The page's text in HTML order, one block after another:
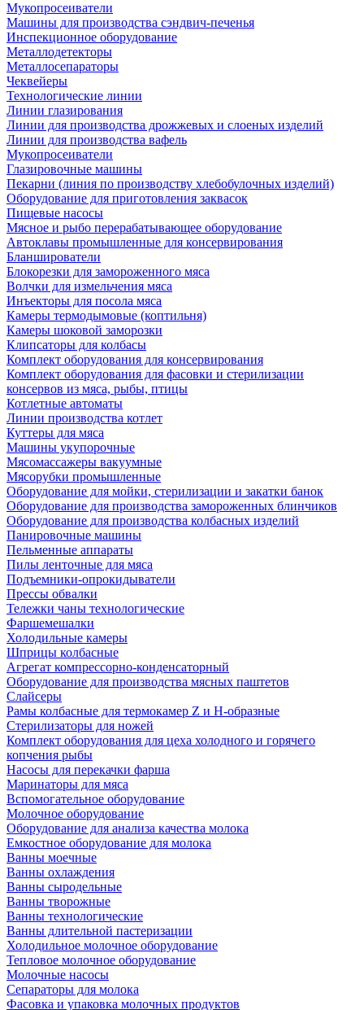
Мукопросеиватели
Машины для производства сэндвич-печенья
Инспекционное оборудование
Металлодетекторы
Металлосепараторы
Чеквейеры
Технологические линии
Линии глазирования
Линии для производства дрожжевых и слоеных изделий
Линии для производства вафель
Мукопросеиватели
Глазировочные машины
Пекарни (линия по производству хлебобулочных изделий)
Оборудование для приготовления заквасок
Пищевые насосы
Мясное и рыбо перерабатывающее оборудование
Автоклавы промышленные для консервирования
Бланширователи
Блокорезки для замороженного мяса
Волчки для измельчения мяса
Инъекторы для посола мяса
Камеры термодымовые (коптильня)
Камеры шоковой заморозки
Клипсаторы для колбасы
Комплект оборудования для консервирования
Комплект оборудования для фасовки и стерилизации
консервов из мяса, рыбы, птицы
Котлетные автоматы
Линии производства котлет
Куттеры для мяса
Машины укупорочные
Мясомассажеры вакуумные
Мясорубки промышленные
Оборудование для мойки, стерилизации и закатки банок
Оборудование для производства замороженных блинчиков
Оборудование для производства колбасных изделий
Панировочные машины
Пельменные аппараты
Пилы ленточные для мяса
Подъемники-опрокидыватели
Прессы обвалки
Тележки чаны технологические
Фаршемешалки
Холодильные камеры
Шприцы колбасные
Агрегат компрессорно-конденсаторный
Оборудование для производства мясных паштетов
Слайсеры
Рамы колбасные для термокамер Z и H-образные
Стерилизаторы для ножей
Комплект оборудования для цеха холодного и горячего
копчения рыбы
Насосы для перекачки фарша
Маринаторы для мяса
Вспомогательное оборудование
Молочное оборудование
Оборудование для анализа качества молока
Емкостное оборудование для молока
Ванны моечные
Ванны охлаждения
Ванны сыродельные
Ванны творожные
Ванны технологические
Ванны длительной пастеризации
Холодильное молочное оборудование
Тепловое молочное оборудование
Молочные насосы
Сепараторы для молока
Фасовка и упаковка молочных продуктов